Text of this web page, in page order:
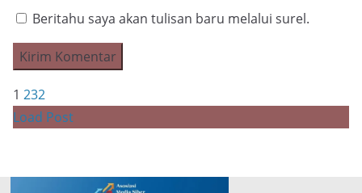
Beritahu saya akan tulisan baru melalui surel.
1 232
Load Post